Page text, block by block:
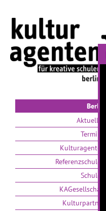
Berlin
Aktuelles
Termine
Kulturagenten
Referenzschulen
Schulen
KAGesellschaft
Kulturpartner